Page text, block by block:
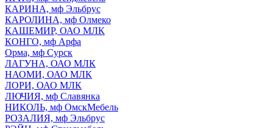
КАРИНА, мф Эльбрус
КАРОЛИНА, мф Олмеко
КАШЕМИР, ОАО МЛК
КОНГО, мф Арфа
Орма, мф Сурск
ЛАГУНА, ОАО МЛК
НАОМИ, ОАО МЛК
ЛОРИ, ОАО МЛК
ЛЮЧИЯ, мф Славянка
НИКОЛЬ, мф ОмскМебель
РОЗАЛИЯ, мф Эльбрус